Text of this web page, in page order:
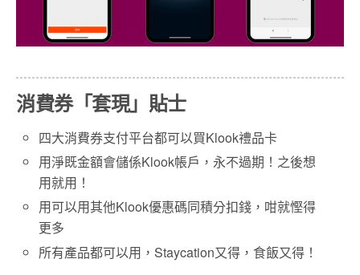
消費券「套現」貼士
四大消費券支付平台都可以買Klook禮品卡
用淨既金額會儲係Klook帳戶，永不過期！之後想
用就用！
用可以用其他Klook優惠碼同積分扣錢，咁就慳得
更多
所有產品都可以用，Staycation又得，食飯又得！